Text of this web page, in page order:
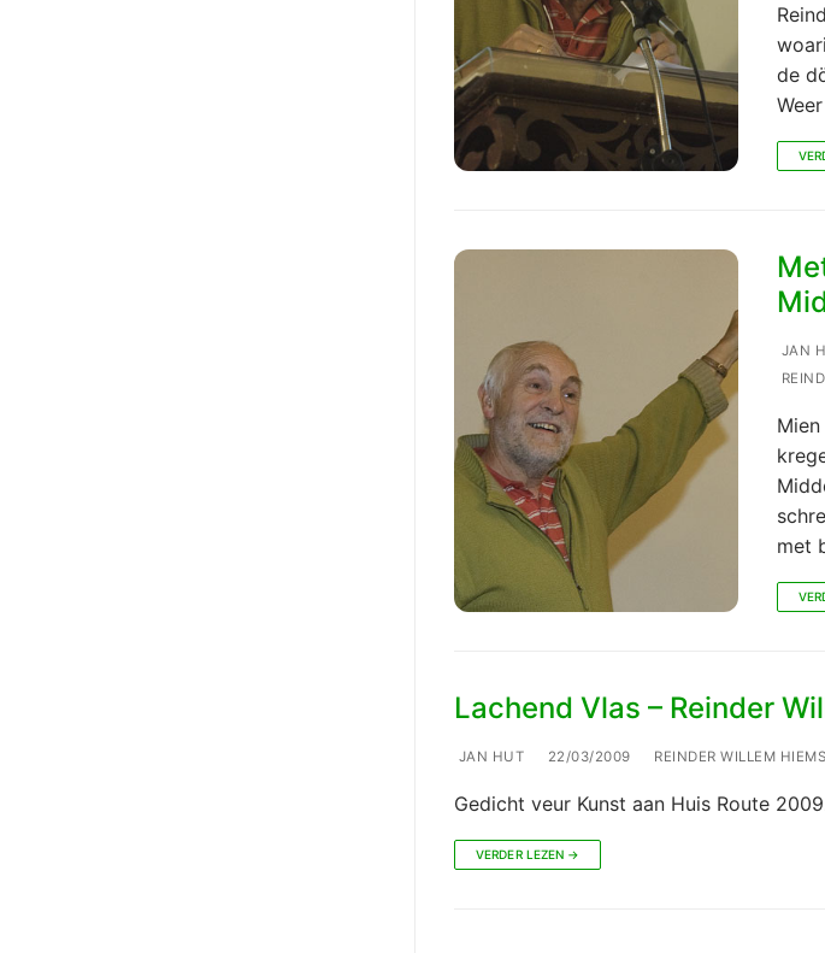
de
JAN
met
Lachend Vlas – Reinder
JAN HUT 22/03/2009 REINDER WILLEM
Gedicht veur Kunst aan Huis Route
VERDER LEZEN →